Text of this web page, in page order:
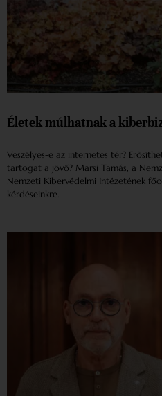
Életek múlhatnak a
Veszélyes-e az internetes tér?
tartogat a jövő? Marsi Tamás, a
Nemzeti Kibervédelmi Intézetének
kérdéseinkre.